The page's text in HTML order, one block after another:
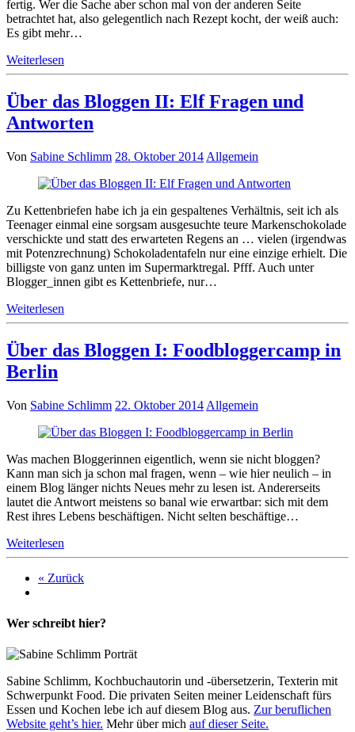
fertig. Wer die Sache aber schon mal von der anderen Seite
betrachtet hat, also gelegentlich nach Rezept kocht, der weiß auch:
Es gibt mehr…
Weiterlesen
Über das Bloggen II: Elf Fragen und
Antworten
Von Sabine Schlimm 28. Oktober 2014 Allgemein
Zu Kettenbriefen habe ich ja ein gespaltenes Verhältnis, seit ich als
Teenager einmal eine sorgsam ausgesuchte teure Markenschokolade
verschickte und statt des erwarteten Regens an … vielen (irgendwas
mit Potenzrechnung) Schokoladentafeln nur eine einzige erhielt. Die
billigste von ganz unten im Supermarktregal. Pfff. Auch unter
Blogger_innen gibt es Kettenbriefe, nur…
Weiterlesen
Über das Bloggen I: Foodbloggercamp in
Berlin
Von Sabine Schlimm 22. Oktober 2014 Allgemein
Was machen Bloggerinnen eigentlich, wenn sie nicht bloggen?
Kann man sich ja schon mal fragen, wenn – wie hier neulich – in
einem Blog länger nichts Neues mehr zu lesen ist. Andererseits
lautet die Antwort meistens so banal wie erwartbar: sich mit dem
Rest ihres Lebens beschäftigen. Nicht selten beschäftige…
Weiterlesen
« Zurück
Wer schreibt hier?
Sabine Schlimm, Kochbuchautorin und -übersetzerin, Texterin mit
Schwerpunkt Food. Die privaten Seiten meiner Leidenschaft fürs
Essen und Kochen lebe ich auf diesem Blog aus. Zur beruflichen
Website geht’s hier. Mehr über mich auf dieser Seite.